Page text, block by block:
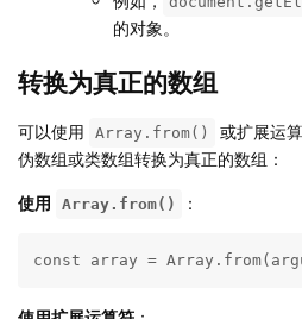
的对象。
转换为真正的数组
可以使用 Array.from()
或扩展运
伪数组或类数组转换为真正的数组：
使用
Array.from() ：
const array =